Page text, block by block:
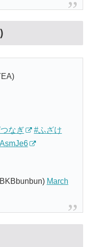
なぎ
#ふざけ
March